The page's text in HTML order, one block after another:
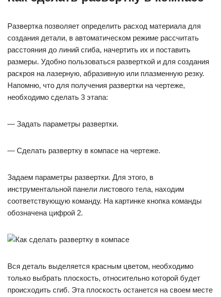
Развертка позволяет определить расход материала для
создания детали, в автоматическом режиме рассчитать
расстояния до линий сгиба, начертить их и поставить
размеры. Удобно пользоваться разверткой и для создания
раскроя на лазерную, абразивную или плазменную резку.
Напомню, что для получения развертки на чертеже,
необходимо сделать 3 этапа:
— Задать параметры развертки.
— Сделать развертку в компасе на чертеже.
Задаем параметры развертки. Для этого, в
инструментальной панели листового тела, находим
соответствующую команду. На картинке кнопка команды
обозначена цифрой 2.
Вся деталь выделяется красным цветом, необходимо
только выбрать плоскость, относительно которой будет
происходить сгиб. Эта плоскость останется на своем месте